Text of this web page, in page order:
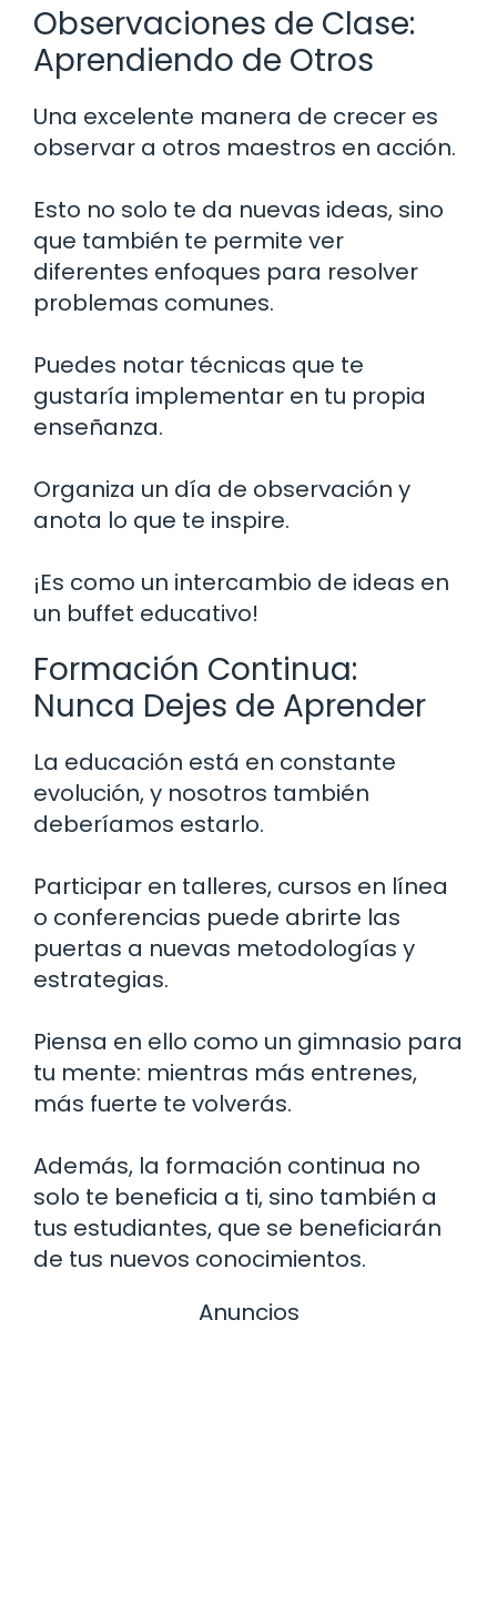
Observaciones de Clase:
Aprendiendo de Otros
Una excelente manera de crecer es
observar a otros maestros en acción.
Esto no solo te da nuevas ideas, sino
que también te permite ver
diferentes enfoques para resolver
problemas comunes.
Puedes notar técnicas que te
gustaría implementar en tu propia
enseñanza.
Organiza un día de observación y
anota lo que te inspire.
¡Es como un intercambio de ideas en
un buffet educativo!
Formación Continua:
Nunca Dejes de Aprender
La educación está en constante
evolución, y nosotros también
deberíamos estarlo.
Participar en talleres, cursos en línea
o conferencias puede abrirte las
puertas a nuevas metodologías y
estrategias.
Piensa en ello como un gimnasio para
tu mente: mientras más entrenes,
más fuerte te volverás.
Además, la formación continua no
solo te beneficia a ti, sino también a
tus estudiantes, que se beneficiarán
de tus nuevos conocimientos.
Anuncios